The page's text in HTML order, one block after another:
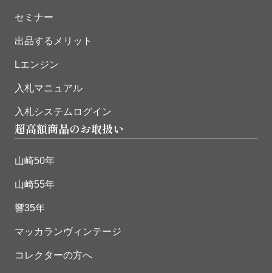
セミナー
出品するメリット
Lエンジン
入札マニュアル
入札システムログイン
超高額商品のお取扱い
山崎50年
山崎55年
響35年
マッカランヴィンテージ
コレクターの方へ